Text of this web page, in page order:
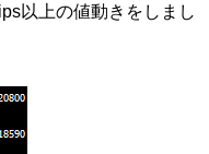
以上の値動きをしまし